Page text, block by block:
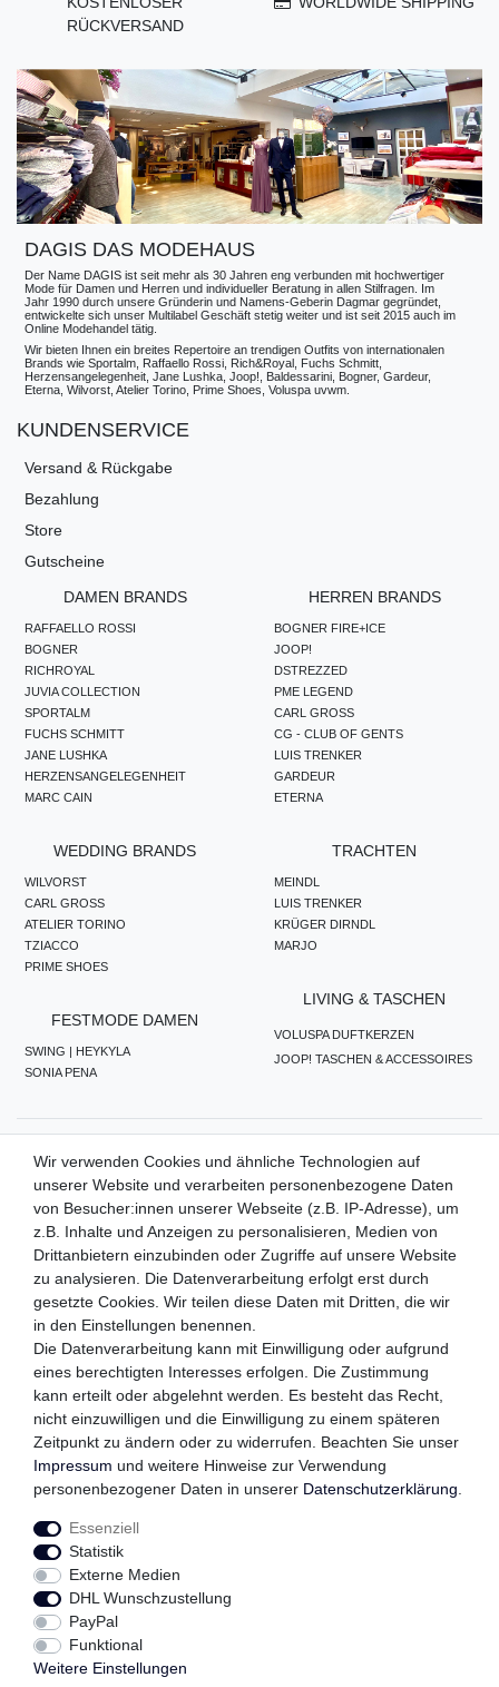
RÜCKVERSAND
DAGIS DAS MODEHAUS
Der Name DAGIS ist seit mehr als 30 Jahren eng verbunden mit hochwertiger
Mode für Damen und Herren und individueller Beratung in allen Stilfragen. Im
Jahr 1990 durch unsere Gründerin und Namens-Geberin Dagmar gegründet,
entwickelte sich unser Multilabel Geschäft stetig weiter und ist seit 2015 auch im
Online Modehandel tätig.
Wir bieten Ihnen ein breites Repertoire an trendigen Outfits von internationalen
Brands wie Sportalm, Raffaello Rossi, Rich&Royal, Fuchs Schmitt,
Herzensangelegenheit, Jane Lushka, Joop!, Baldessarini, Bogner, Gardeur,
Eterna, Wilvorst, Atelier Torino, Prime Shoes, Voluspa uvwm.
KUNDENSERVICE
Versand & Rückgabe
Bezahlung
Store
Gutscheine
DAMEN BRANDS
RAFFAELLO ROSSI
BOGNER
RICHROYAL
JUVIA COLLECTION
SPORTALM
FUCHS SCHMITT
JANE LUSHKA
HERZENSANGELEGENHEIT
MARC CAIN
HERREN BRANDS
BOGNER FIRE+ICE
JOOP!
DSTREZZED
PME LEGEND
CARL GROSS
CG - CLUB OF GENTS
LUIS TRENKER
GARDEUR
ETERNA
WEDDING BRANDS
WILVORST
CARL GROSS
ATELIER TORINO
TZIACCO
PRIME SHOES
FESTMODE DAMEN
SWING | HEYKYLA
SONIA PENA
TRACHTEN
MEINDL
LUIS TRENKER
KRÜGER DIRNDL
MARJO
LIVING & TASCHEN
VOLUSPA DUFTKERZEN
JOOP! TASCHEN & ACCESSOIRES
ZAHLUNGSMETHODEN
WIR VERSENDEN MIT
QUALITÄTSVERSPRECHEN
FOLGEN SIE UNS
Impressum
Widerrufs­recht Vertrag widerrufen
Wir verwenden Cookies und ähnliche Technologien auf
unserer Website und verarbeiten personenbezogene Daten
von Besucher:innen unserer Webseite (z.B. IP-Adresse), um
z.B. Inhalte und Anzeigen zu personalisieren, Medien von
Drittanbietern einzubinden oder Zugriffe auf unsere Website
zu analysieren. Die Datenverarbeitung erfolgt erst durch
gesetzte Cookies. Wir teilen diese Daten mit Dritten, die wir
in den Einstellungen benennen.
Die Datenverarbeitung kann mit Einwilligung oder aufgrund
eines berechtigten Interesses erfolgen. Die Zustimmung
kann erteilt oder abgelehnt werden. Es besteht das Recht,
nicht einzuwilligen und die Einwilligung zu einem späteren
Zeitpunkt zu ändern oder zu widerrufen. Beachten Sie unser
Impressum und weitere Hinweise zur Verwendung
personenbezogener Daten in unserer Daten­schutz­erklärung
Essenziell
Statistik
Externe Medien
DHL Wunschzustellung
PayPal
Funktional
Weitere Einstellungen